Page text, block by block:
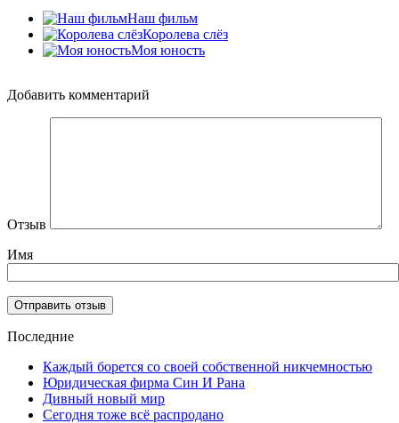
Наш фильм
Королева слёз
Моя юность
Добавить комментарий
Отзыв
Имя
Последние
Каждый борется со своей собственной никчемностью
Юридическая фирма Син И Рана
Дивный новый мир
Сегодня тоже всё распродано